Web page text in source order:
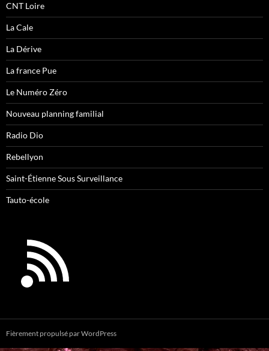
CNT Loire
La Cale
La Dérive
La france Pue
Le Numéro Zéro
Nouveau planning familial
Radio Dio
Rebellyon
Saint-Étienne Sous Surveillance
Tauto-école
Fièrement propulsé par WordPress